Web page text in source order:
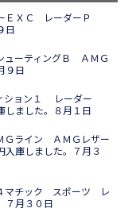
ＥＸＣ レーダーＰ
日
ーティングＢ ＡＭＧ
９日
ション１ レーダー
ました。８月１日
ライン ＡＭＧレザー
庫しました。７月３
マチック スポーツ レ
月３０日